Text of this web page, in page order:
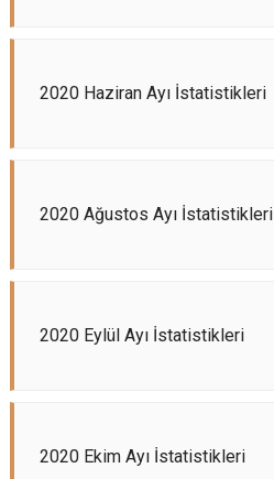
2020 Haziran Ayı İstatistikleri
2020 Ağustos Ayı İstatistikleri
2020 Eylül Ayı İstatistikleri
2020 Ekim Ayı İstatistikleri